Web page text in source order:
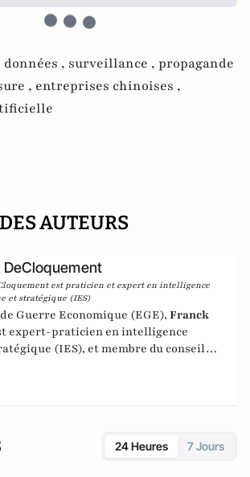
, surveillance , propagande
, entreprises chinoises ,
AUTEURS
DeCloquement
est praticien et expert en intelligence
et stratégique (IES)
Guerre Economique (EGE), Franck
expert-praticien en intelligence
(IES), et membre du conseil
d’Études de Géopolitique
intervient comme conseil en appui aux
spécialiste des problématiques ayant
24 Heures 7 Jours